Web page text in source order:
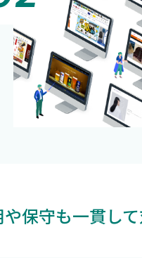
保守も一貫し